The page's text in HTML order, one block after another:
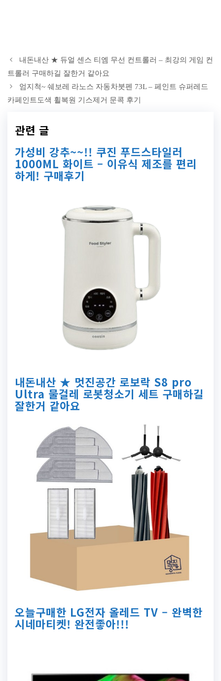
내돈내산 ★ 듀얼 센스 티엠 무선 컨트롤러 – 최강의 게임 컨
트롤러 구매하길 잘한거 같아요
엄지척~ 쉐보레 라노스 자동차붓펜 73L – 페인트 슈퍼레드
카페인트도색 휠복원 기스제거 문콕 후기
관련 글
가성비 강추~~!! 쿠진 푸드스타일러
1000ML 화이트 – 이유식 제조를 편리
하게! 구매후기
내돈내산 ★ 멋진공간 로보락 S8 pro
Ultra 물걸레 로봇청소기 세트 구매하길
잘한거 같아요
오늘구매한 LG전자 올레드 TV – 완벽한
시네마티켓! 완전좋아!!!